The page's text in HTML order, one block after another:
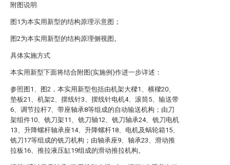
附图说明
图1为本实用新型的结构原理示意图；
图2为本实用新型的结构原理侧视图。
具体实施方式
本实用新型下面将结合附图(实施例)作进一步详述：
参照图1、图2，本实用新型包括由机架大樑1、横樑20、
垫板21、机架2、摆线针3、摆线针电机4、滚筒5、输送带
6、调节拉杆7、带座轴承8等组成的自动输送机构；由刀
架组件10、铣刀架11、铣刀轴12、铣刀轴承24、铣刀电机
13、升降螺杆轴承座14、升降螺杆18、电机及蜗轮箱15、
铣刀17等组成的铣刀机构；由轴承座9、轴承23、滑动推
拉板16、推拉液压缸19组成的滑动推拉机构。